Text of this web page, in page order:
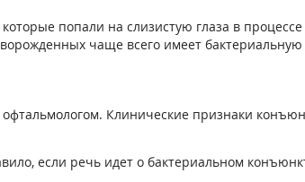
попали на слизистую глаза в
чаще всего имеет
Клинические признаки
если речь идет о бактериальном